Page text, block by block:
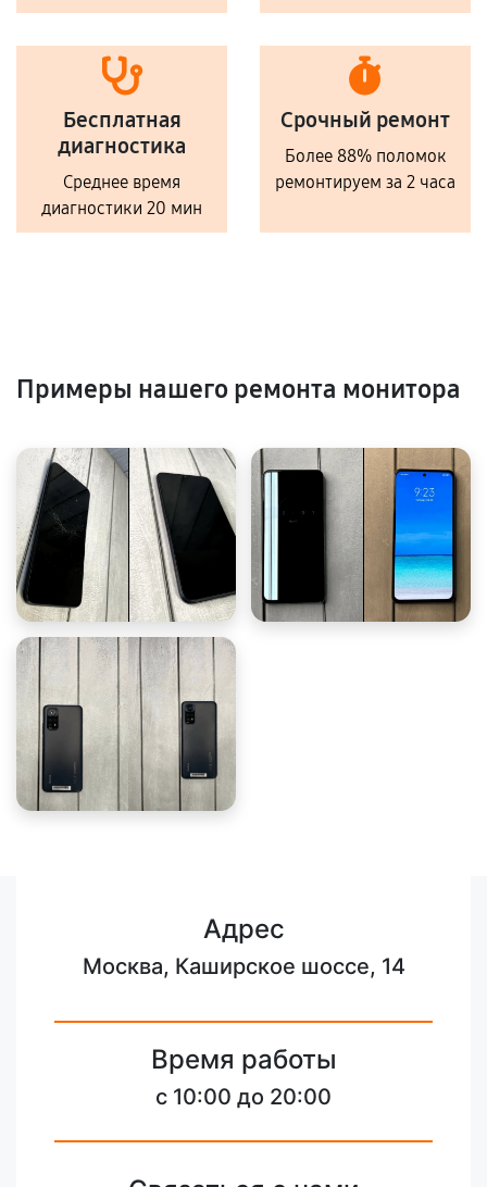
Бесплатная
диагностика
Среднее время
диагностики 20 мин
Срочный ремонт
Более 88% поломок
ремонтируем за 2 часа
Примеры нашего ремонта монитора
Адрес
Москва, Каширское шоссе, 14
Время работы
с 10:00 до 20:00